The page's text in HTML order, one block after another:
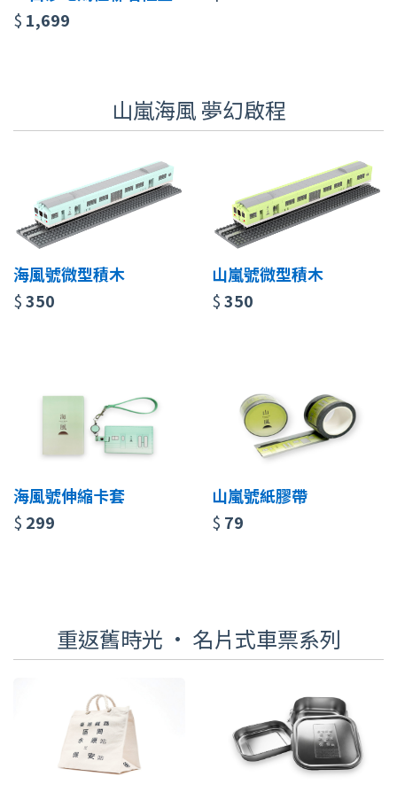
$ 1,699
山嵐海風 夢幻啟程
海風號微型積木
$350
山嵐號微型積木
$350
海風號伸縮卡套
$ 299
山嵐號紙膠帶
$ 79
重返舊時光 · 名片式車票系列